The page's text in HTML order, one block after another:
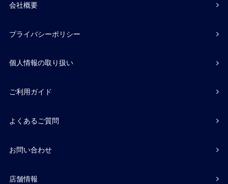
会社概要
プライバシーポリシー
個人情報の取り扱い
ご利用ガイド
よくあるご質問
お問い合わせ
店舗情報